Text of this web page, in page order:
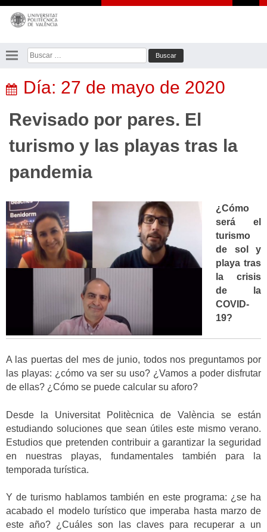
Saltar
contenido
Buscar:
Día: 27 de mayo de 2020
Revisado por pares. El
turismo y las playas tras la
pandemia
¿Cómo
será el
turismo
de sol y
playa tras
la crisis
de la
COVID-
19?
A las puertas del mes de junio, todos nos preguntamos por
las playas: ¿cómo va ser su uso? ¿Vamos a poder disfrutar
de ellas? ¿Cómo se puede calcular su aforo?
Desde la Universitat Politècnica de València se están
estudiando soluciones que sean útiles este mismo verano.
Estudios que pretenden contribuir a garantizar la seguridad
en nuestras playas, fundamentales también para la
temporada turística.
Y de turismo hablamos también en este programa: ¿se ha
acabado el modelo turístico que imperaba hasta marzo de
este año? ¿Cuáles son las claves para recuperar a un